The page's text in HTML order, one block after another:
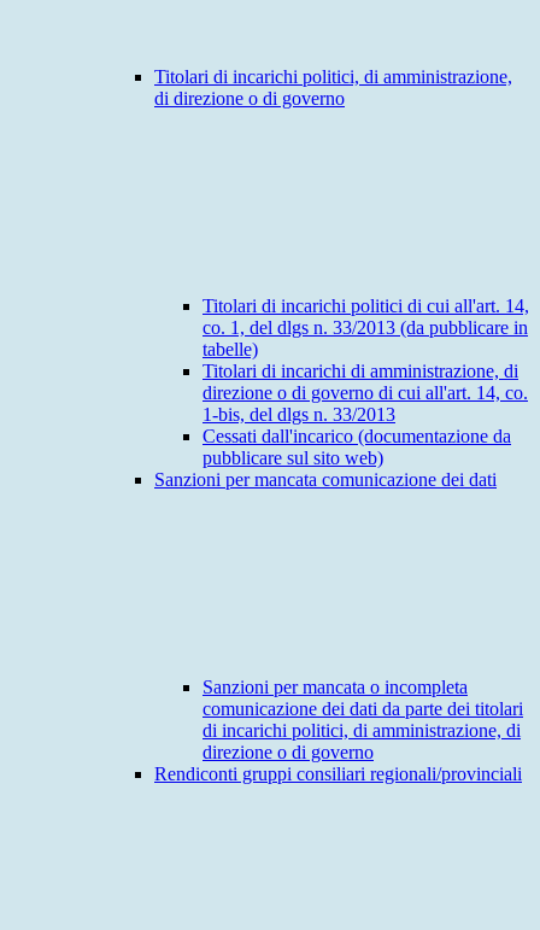
Titolari di incarichi politici, di amministrazione,
di direzione o di governo
Titolari di incarichi politici di cui all'art. 14,
co. 1, del dlgs n. 33/2013 (da pubblicare in
tabelle)
Titolari di incarichi di amministrazione, di
direzione o di governo di cui all'art. 14, co.
1-bis, del dlgs n. 33/2013
Cessati dall'incarico (documentazione da
pubblicare sul sito web)
Sanzioni per mancata comunicazione dei dati
Sanzioni per mancata o incompleta
comunicazione dei dati da parte dei titolari
di incarichi politici, di amministrazione, di
direzione o di governo
Rendiconti gruppi consiliari regionali/provinciali